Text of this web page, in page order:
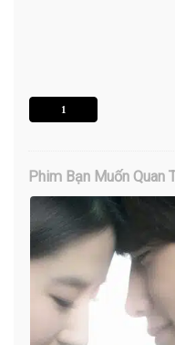
1
Phim Bạn Muốn Quan